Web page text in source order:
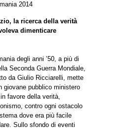
2014
la ricerca della verità
dimenticare
degli anni ’50, a più di
Seconda Guerra Mondiale,
da Giulio Ricciarelli, mette
giovane pubblico ministero
favore della verità,
contro ogni ostacolo
dove era più facile
Sullo sfondo di eventi